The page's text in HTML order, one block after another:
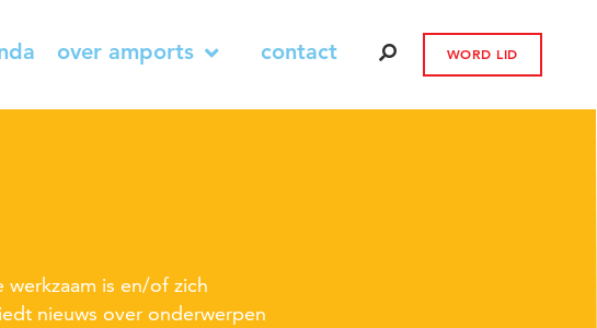
over amports contact WORD LID
is en/of zich
nieuws over onderwerpen